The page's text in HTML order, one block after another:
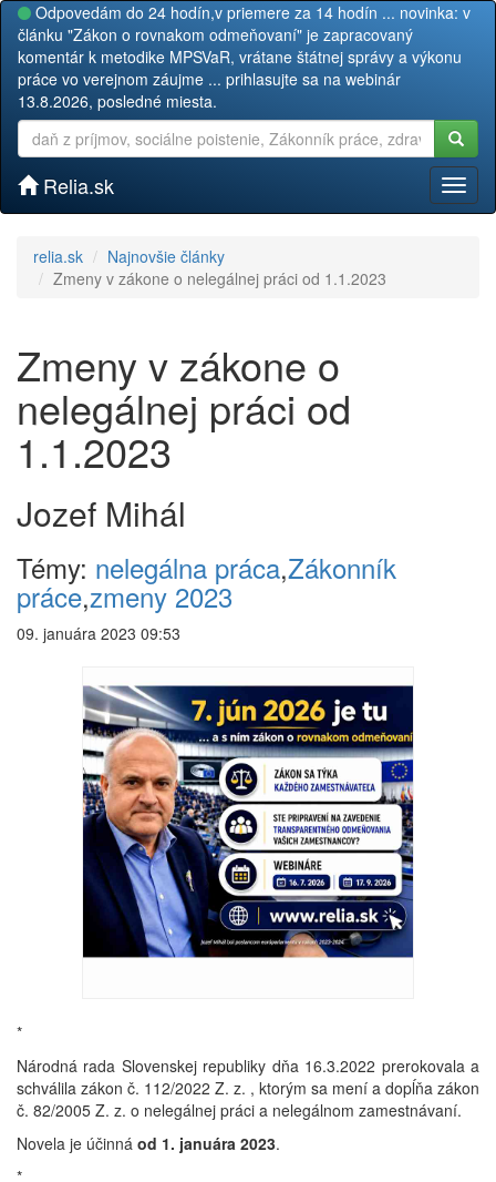
Odpovedám do 24 hodín,v priemere za 14 hodín ... novinka: v
článku "Zákon o rovnakom odmeňovaní" je zapracovaný
komentár k metodike MPSVaR, vrátane štátnej správy a výkonu
práce vo verejnom záujme ... prihlasujte sa na webinár
13.8.2026, posledné miesta.
Relia.sk
relia.sk
Najnovšie články
Zmeny v zákone o nelegálnej práci od 1.1.2023
Zmeny v zákone o
nelegálnej práci od
1.1.2023
Jozef Mihál
Témy: nelegálna práca,Zákonník
práce,zmeny 2023
09. januára 2023 09:53
*
Národná rada Slovenskej republiky dňa 16.3.2022 prerokovala a
schválila zákon č. 112/2022 Z. z. , ktorým sa mení a dopĺňa zákon
č. 82/2005 Z. z. o nelegálnej práci a nelegálnom zamestnávaní.
Novela je účinná od 1. januára 2023.
*